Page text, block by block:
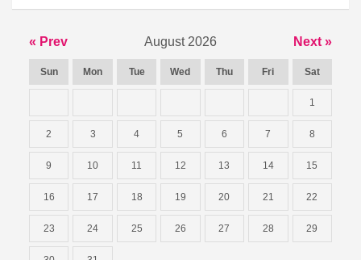
« Prev August 2026 Next »
Sun Mon Tue Wed Thu Fri Sat
1
2 3 4 5 6 7 8
9 10 11 12 13 14 15
16 17 18 19 20 21 22
23 24 25 26 27 28 29